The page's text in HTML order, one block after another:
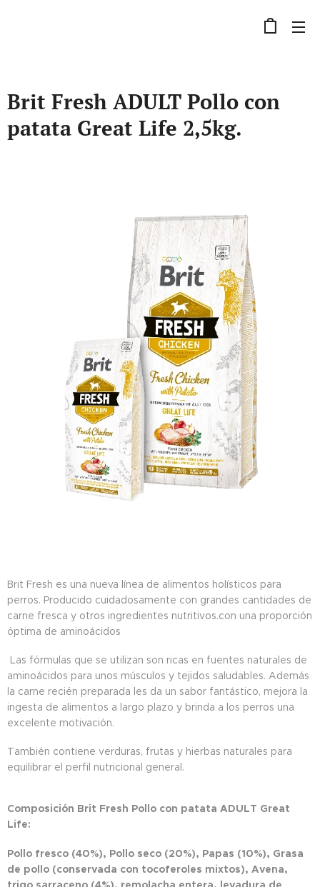
Brit Fresh ADULT Pollo con
patata Great Life 2,5kg.
Brit Fresh es una nueva línea de alimentos holísticos para
perros. Producido cuidadosamente con grandes cantidades de
carne fresca y otros ingredientes nutritivos.con una proporción
óptima de aminoácidos
Las fórmulas que se utilizan son ricas en fuentes naturales de
aminoácidos para unos músculos y tejidos saludables. Además
la carne recién preparada les da un sabor fantástico, mejora la
ingesta de alimentos a largo plazo y brinda a los perros una
excelente motivación.
También contiene verduras, frutas y hierbas naturales para
equilibrar el perfil nutricional general.
Composición Brit Fresh Pollo con patata ADULT Great
Life:
Pollo fresco (40%), Pollo seco (20%), Papas (10%), Grasa
de pollo (conservada con tocoferoles mixtos), Avena,